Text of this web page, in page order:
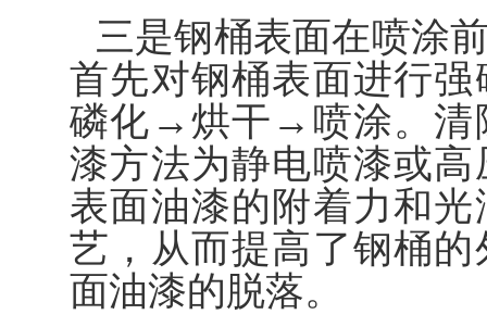
三是钢桶表面在喷涂
首先对钢桶表面进行
磷化→烘干→喷涂。清
漆方法为静电喷漆或
表面油漆的附着力和
艺，从而提高了钢桶
面油漆的脱落。